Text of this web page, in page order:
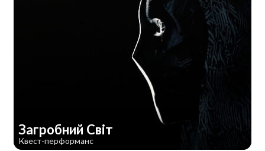
Загробний Світ
Квест-перформанс